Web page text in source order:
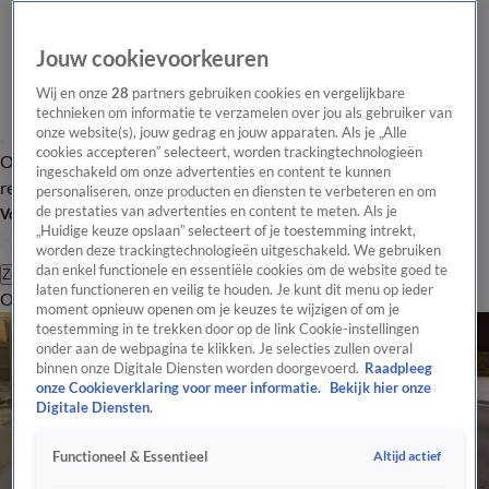
Overzicht Laatste nieuws Regionieuws Het beste van Hart
Tip de
redactie
Volg Hart van Nederland
Zoeken
OverzichtRegioUitzendingenWeerTip de redactiePanelVideo's
Jouw cookievoorkeuren
Wij en onze28 partners gebruiken cookies en vergelijkbare
technieken om informatie te verzamelen over jou als gebruiker van
onze website(s), jouw gedrag en jouw apparaten. Als je „Alle
cookies accepteren” selecteert, worden trackingtechnologieën
ingeschakeld om onze advertenties en content te kunnen
personaliseren, onze producten en diensten te verbeteren en om
de prestaties van advertenties en content te meten. Als je
„Huidige keuze opslaan” selecteert of je toestemming intrekt,
worden deze trackingtechnologieën uitgeschakeld. We gebruiken
dan enkel functionele en essentiële cookies om de website goed te
laten functioneren en veilig te houden. Je kunt dit menu op ieder
moment opnieuw openen om je keuzes te wijzigen of om je
toestemming in te trekken door op de link Cookie-instellingen
onder aan de webpagina te klikken. Je selecties zullen overal
binnen onze Digitale Diensten worden doorgevoerd. Raadpleeg
onze Cookieverklaring voor meer informatie.
Bekijk hier onze
Digitale Diensten.
Functioneel & Essentieel Altijd actief